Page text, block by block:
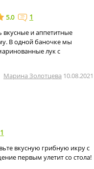
5.0 1
вкусные и аппетитные
В одной баночке мы
лук с
Марина Золотцева 10.08.2021
1
вкусную грибную икру с
первым улетит со стола!